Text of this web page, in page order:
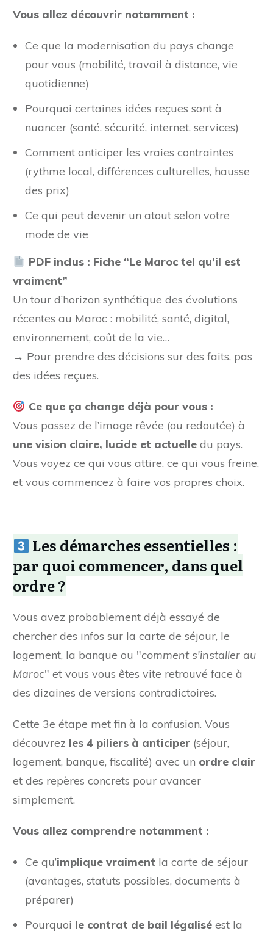
Vous allez découvrir notamment :
Ce que la modernisation du pays change
pour vous (mobilité, travail à distance, vie
quotidienne)
Pourquoi certaines idées reçues sont à
nuancer (santé, sécurité, internet, services)
Comment anticiper les vraies contraintes
(rythme local, différences culturelles, hausse
des prix)
Ce qui peut devenir un atout selon votre
mode de vie
PDF inclus : Fiche “Le Maroc tel qu’il est
vraiment”
Un tour d’horizon synthétique des évolutions
récentes au Maroc : mobilité, santé, digital,
environnement, coût de la vie…
→ Pour prendre des décisions sur des faits, pas
des idées reçues.
Ce que ça change déjà pour vous :
Vous passez de l’image rêvée (ou redoutée) à
une vision claire, lucide et actuelle du pays.
Vous voyez ce qui vous attire, ce qui vous freine,
et vous commencez à faire vos propres choix.
Les démarches essentielles :
par quoi commencer, dans quel
ordre ?
Vous avez probablement déjà essayé de
chercher des infos sur la carte de séjour, le
logement, la banque ou "comment s'installer au
Maroc" et vous vous êtes vite retrouvé face à
des dizaines de versions contradictoires.
Cette 3e étape met fin à la confusion. Vous
découvrez les 4 piliers à anticiper (séjour,
logement, banque, fiscalité) avec un ordre clair
et des repères concrets pour avancer
simplement.
Vous allez comprendre notamment :
Ce qu’implique vraiment la carte de séjour
(avantages, statuts possibles, documents à
préparer)
Pourquoi le contrat de bail légalisé est la